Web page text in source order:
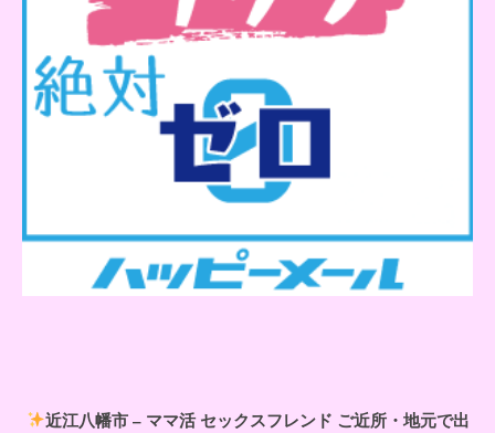
近江八幡市 – ママ活 セックスフレンド ご近所・地元で出